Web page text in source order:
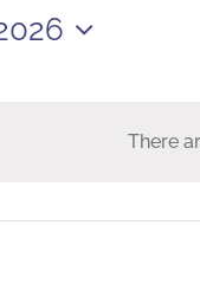
There